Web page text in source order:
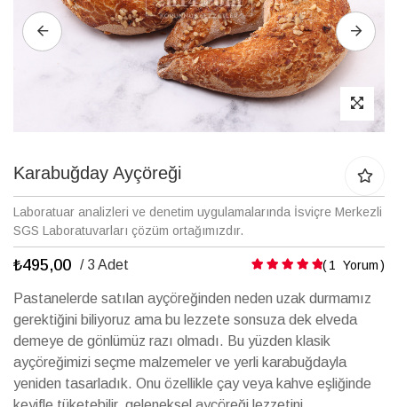
galerisinin
atla
Karabuğday Ayçöreği
Laboratuar analizleri ve denetim uygulamalarında İsviçre Merkezli
SGS Laboratuvarları çözüm ortağımızdır.
₺495,00 / 3 Adet Puanlama: 1 Yorum
Pastanelerde satılan ayçöreğinden neden uzak durmamız
gerektiğini biliyoruz ama bu lezzete sonsuza dek elveda
demeye de gönlümüz razı olmadı. Bu yüzden klasik
ayçöreğimizi seçme malzemeler ve yerli karabuğdayla
yeniden tasarladık. Onu özellikle çay veya kahve eşliğinde